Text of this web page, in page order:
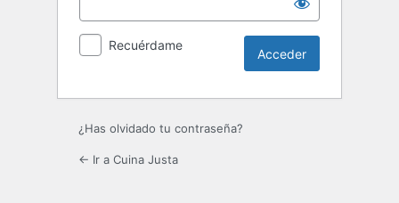
Recuérdame
¿Has olvidado tu contraseña?
← Ir a Cuina Justa